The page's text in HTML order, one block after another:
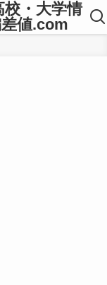
・大学情
値.com